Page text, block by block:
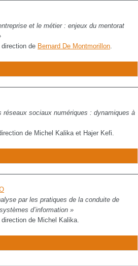
et le métier : enjeux du mentorat
de Bernard De Montmorillon.
réseaux sociaux numériques : dynamiques à
de Michel Kalika et Hajer Kefi.
par les pratiques de la conduite de
d’information »
de Michel Kalika.